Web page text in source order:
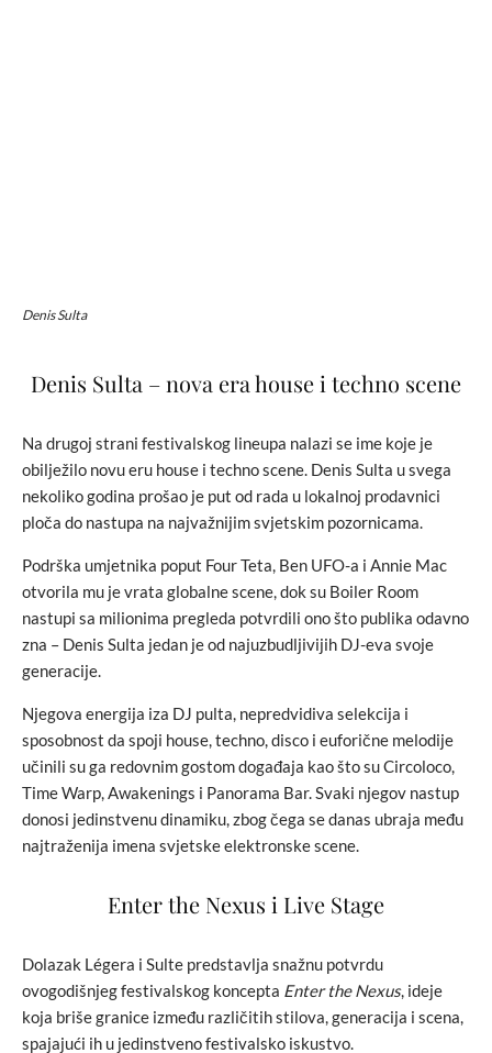
Denis Sulta
Denis Sulta – nova era house i techno scene
Na drugoj strani festivalskog lineupa nalazi se ime koje je
obilježilo novu eru house i techno scene. Denis Sulta u svega
nekoliko godina prošao je put od rada u lokalnoj prodavnici
ploča do nastupa na najvažnijim svjetskim pozornicama.
Podrška umjetnika poput Four Teta, Ben UFO-a i Annie Mac
otvorila mu je vrata globalne scene, dok su Boiler Room
nastupi sa milionima pregleda potvrdili ono što publika odavno
zna – Denis Sulta jedan je od najuzbudljivijih DJ-eva svoje
generacije.
Njegova energija iza DJ pulta, nepredvidiva selekcija i
sposobnost da spoji house, techno, disco i euforične melodije
učinili su ga redovnim gostom događaja kao što su Circoloco,
Time Warp, Awakenings i Panorama Bar. Svaki njegov nastup
donosi jedinstvenu dinamiku, zbog čega se danas ubraja među
najtraženija imena svjetske elektronske scene.
Enter the Nexus i Live Stage
Dolazak Légera i Sulte predstavlja snažnu potvrdu
ovogodišnjeg festivalskog koncepta Enter the Nexus, ideje
koja briše granice između različitih stilova, generacija i scena,
spajajući ih u jedinstveno festivalsko iskustvo.